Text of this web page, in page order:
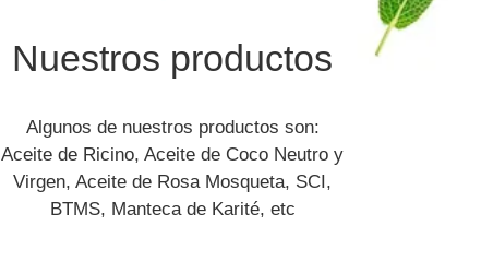
Nuestros productos
Algunos de nuestros productos son:
Aceite de Ricino, Aceite de Coco Neutro y
Virgen, Aceite de Rosa Mosqueta, SCI,
BTMS, Manteca de Karité, etc